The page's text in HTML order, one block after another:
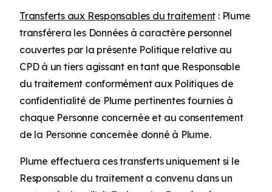
Transferts aux Responsables du traitement : Plume
transférera les Données à caractère personnel
couvertes par la présente Politique relative au
CPD à un tiers agissant en tant que Responsable
du traitement conformément aux Politiques de
confidentialité de Plume pertinentes fournies à
chaque Personne concernée et au consentement
de la Personne concernée donné à Plume.
Plume effectuera ces transferts uniquement si le
Responsable du traitement a convenu dans un